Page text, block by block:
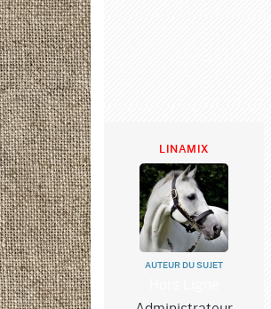
LINAMIX
AUTEUR DU SUJET